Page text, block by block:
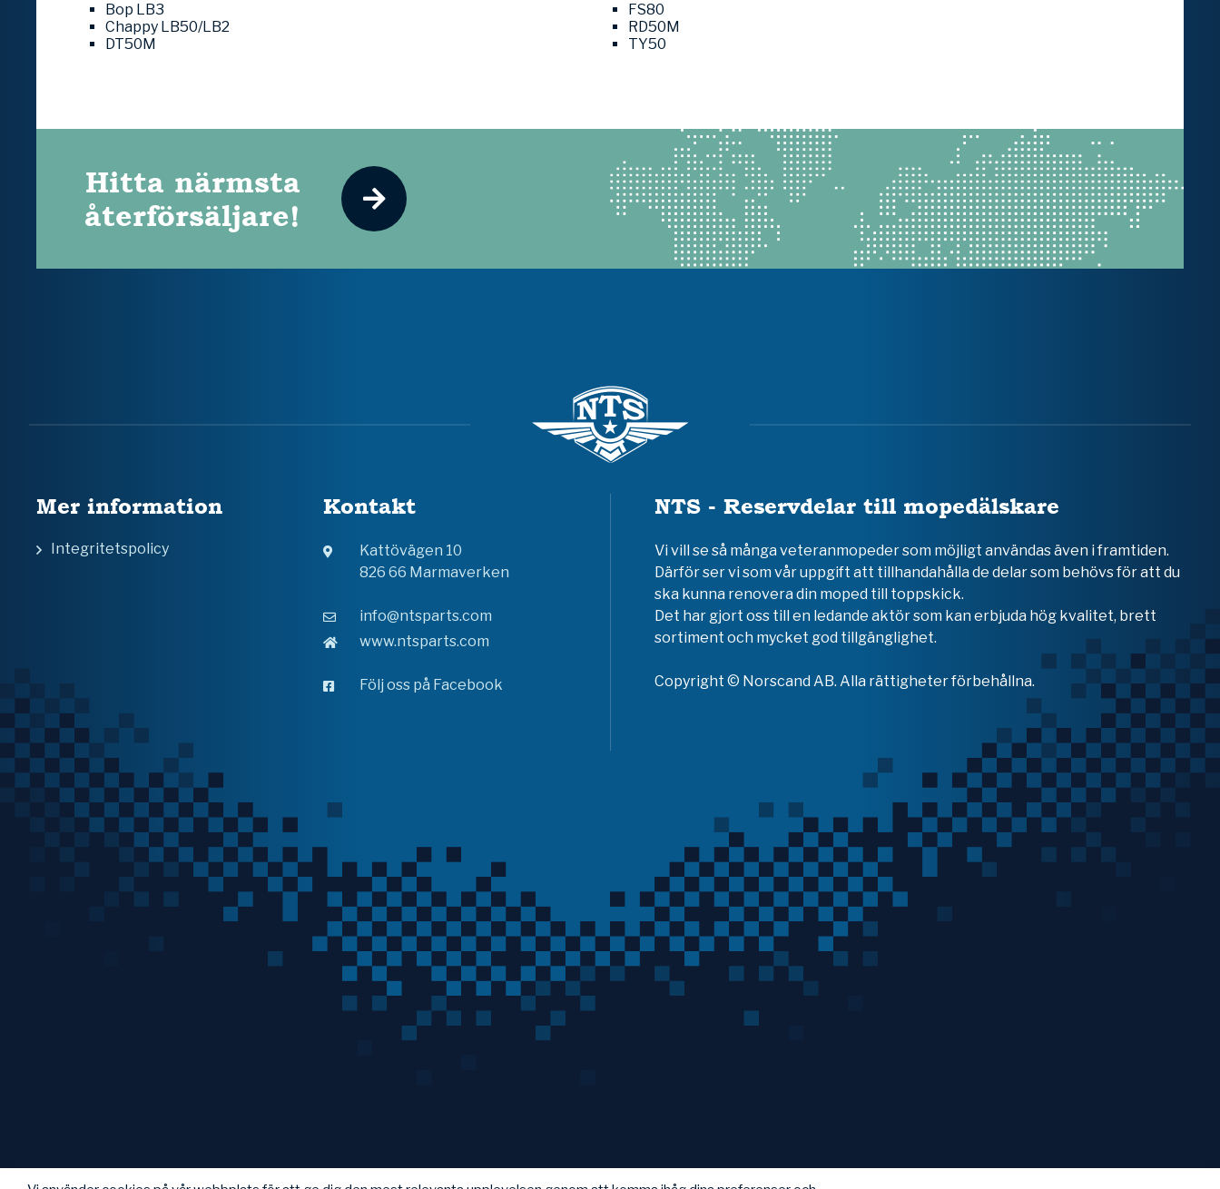
Bop LB3
Chappy LB50/LB2
DT50M
FS80
RD50M
TY50
Hitta närmsta
återförsäljare!
Mer information
Integritetspolicy
Kontakt
Kattövägen 10
826 66 Marmaverken
info@ntsparts.com
www.ntsparts.com
Följ oss på Facebook
NTS - Reservdelar till mopedälskare
Vi vill se så många veteranmopeder som möjligt användas även i framtiden.
Därför ser vi som vår uppgift att tillhandahålla de delar som behövs för att du
ska kunna renovera din moped till toppskick.
Det har gjort oss till en ledande aktör som kan erbjuda hög kvalitet, brett
sortiment och mycket god tillgänglighet.
Copyright © Norscand AB. Alla rättigheter förbehållna.